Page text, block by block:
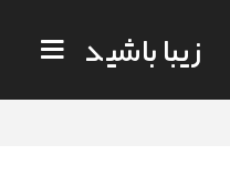
زیبا باشید